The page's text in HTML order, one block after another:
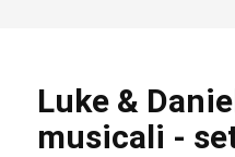
Luke &
musicali -